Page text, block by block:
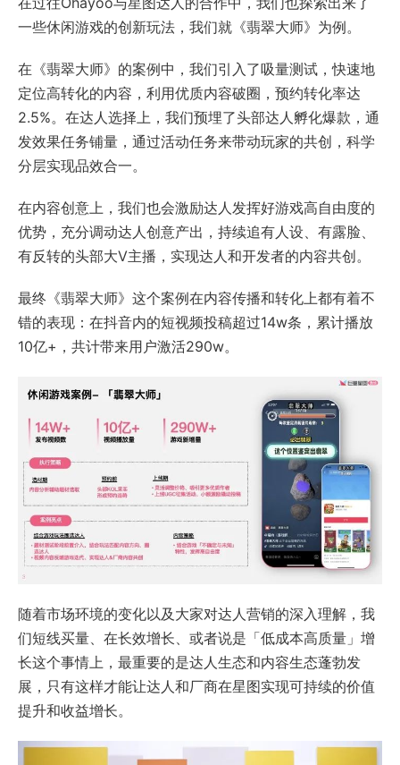
一些休闲游戏的创新玩法，我们就《翡翠大师》为例。
在《翡翠大师》的案例中，我们引入了吸量测试，快速地
定位高转化的内容，利用优质内容破圈，预约转化率达
2.5%。在达人选择上，我们预埋了头部达人孵化爆款，通
发效果任务铺量，通过活动任务来带动玩家的共创，科学
分层实现品效合一。
在内容创意上，我们也会激励达人发挥好游戏高自由度的
优势，充分调动达人创意产出，持续追有人设、有露脸、
有反转的头部大V主播，实现达人和开发者的内容共创。
最终《翡翠大师》这个案例在内容传播和转化上都有着不
错的表现：在抖音内的短视频投稿超过14w条，累计播放
10亿+，共计带来用户激活290w。
随着市场环境的变化以及大家对达人营销的深入理解，我
们短线买量、在长效增长、或者说是「低成本高质量」增
长这个事情上，最重要的是达人生态和内容生态蓬勃发
展，只有这样才能让达人和厂商在星图实现可持续的价值
提升和收益增长。